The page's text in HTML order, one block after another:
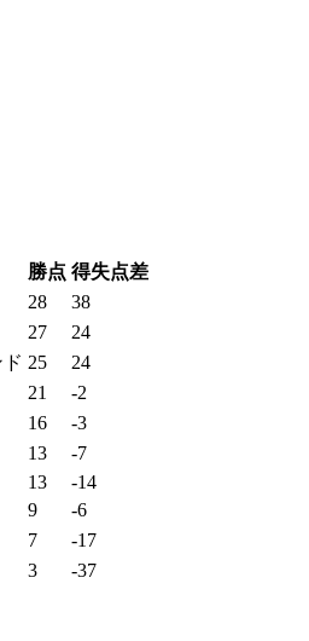
勝点 得失点差
28
38
27
24
25
24
21
-2
16
-3
13
-7
13
-14
9
-6
7
-17
3
-37